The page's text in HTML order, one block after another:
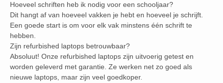
Hoeveel schriften heb ik nodig voor een schooljaar?
Dit hangt af van hoeveel vakken je hebt en hoeveel je schrijft.
Een goede start is om voor elk vak minstens één schrift te
hebben.
Zijn refurbished laptops betrouwbaar?
Absoluut! Onze refurbished laptops zijn uitvoerig getest en
worden geleverd met garantie. Ze werken net zo goed als
nieuwe laptops, maar zijn veel goedkoper.